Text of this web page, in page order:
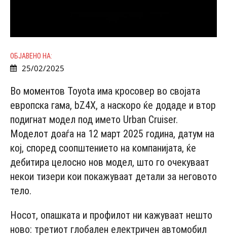
ОБЈАВЕНО НА:
25/02/2025
Во моментов Toyota има кросовер во својата
европска гама, bZ4X, а наскоро ќе додаде и втор
подигнат модел под името Urban Cruiser.
Моделот доаѓа на 12 март 2025 година, датум на
кој, според соопштението на компанијата, ќе
дебитира целосно нов модел, што го очекуваат
некои тизери кои покажуваат детали за неговото
тело.
Носот, опашката и профилот ни кажуваат нешто
ново: третиот глобален електричен автомобил